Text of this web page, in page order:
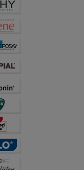
sich
der Nutzung
Hilfe wir unsere
den Inhalt
auf
zu gestalten.
teilweise an